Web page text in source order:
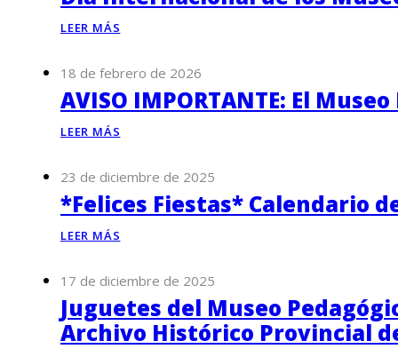
LEER MÁS
18 de febrero de 2026
AVISO IMPORTANTE: El
LEER MÁS
23 de diciembre de 2025
*Felices Fiestas* Calendario
LEER MÁS
17 de diciembre de 2025
Juguetes del Museo
Archivo Histórico Provincial